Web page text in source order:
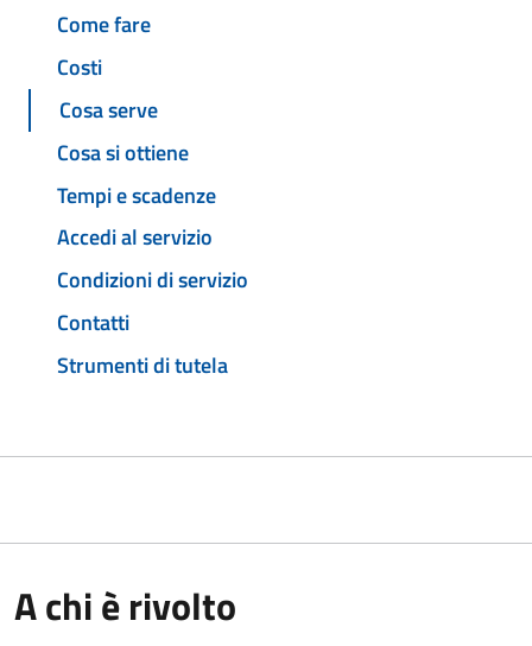
Come fare
Costi
Cosa serve
Cosa si ottiene
Tempi e scadenze
Accedi al servizio
Condizioni di servizio
Contatti
Strumenti di tutela
A chi è rivolto